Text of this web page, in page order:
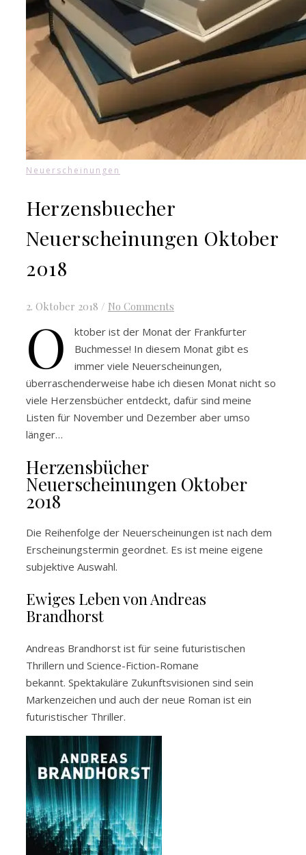
Neuerscheinungen
Herzensbuecher
Neuerscheinungen Oktober
2018
2. Oktober 2018 / No Comments
O
ktober ist der Monat der Frankfurter
Buchmesse! In diesem Monat gibt es
immer viele Neuerscheinungen,
überraschenderweise habe ich diesen Monat nicht so
viele Herzensbücher entdeckt, dafür sind meine
Listen für November und Dezember aber umso
länger…
Herzensbücher
Neuerscheinungen Oktober
2018
Die Reihenfolge der Neuerscheinungen ist nach dem
Erscheinungstermin geordnet. Es ist meine eigene
subjektive Auswahl.
Ewiges Leben von Andreas
Brandhorst
Andreas Brandhorst ist für seine futuristischen
Thrillern und Science-Fiction-Romane
bekannt. Spektakuläre Zukunftsvisionen sind sein
Markenzeichen und auch der neue Roman ist ein
futuristischer Thriller.